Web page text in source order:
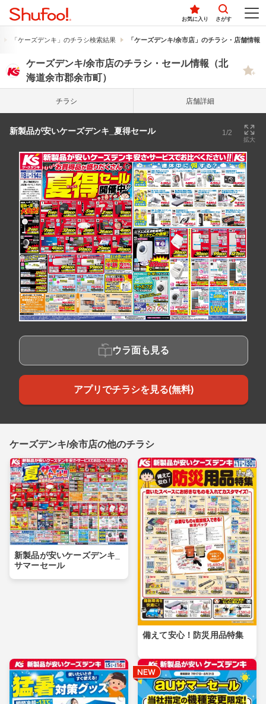
お気に入り さがす
「ケーズデンキ」のチラシ検索結果 「ケーズデンキ/余市店」のチラシ・店舗情報
ケーズデンキ/余市店のチラシ・セール情報（北
海道余市郡余市町）
チラシ 店舗詳細
新製品が安いケーズデンキ_夏得セール 1/2
拡大
ウラ面も見る
アプリでチラシを見る(無料)
ケーズデンキ/余市店の他のチラシ
新製品が安いケーズデンキ_
サマーセール
備えて安心！防災用品特集